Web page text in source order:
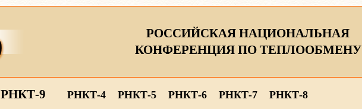
РОССИЙСКАЯ НАЦИОНАЛЬНАЯ
КОНФЕРЕНЦИЯ ПО ТЕПЛООБМЕНУ
РНКТ-9 РНКТ-4 РНКТ-5 РНКТ-6 РНКТ-7 РНКТ-8